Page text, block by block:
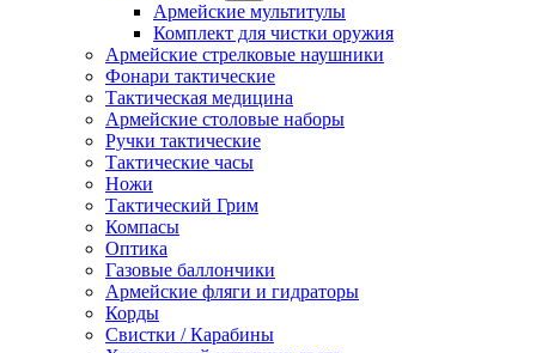
Армейские мультитулы
Комплект для чистки оружия
Армейские стрелковые наушники
Фонари тактические
Тактическая медицина
Армейские столовые наборы
Ручки тактические
Тактические часы
Ножи
Тактический Грим
Компасы
Оптика
Газовые баллончики
Армейские фляги и гидраторы
Корды
Свистки / Карабины